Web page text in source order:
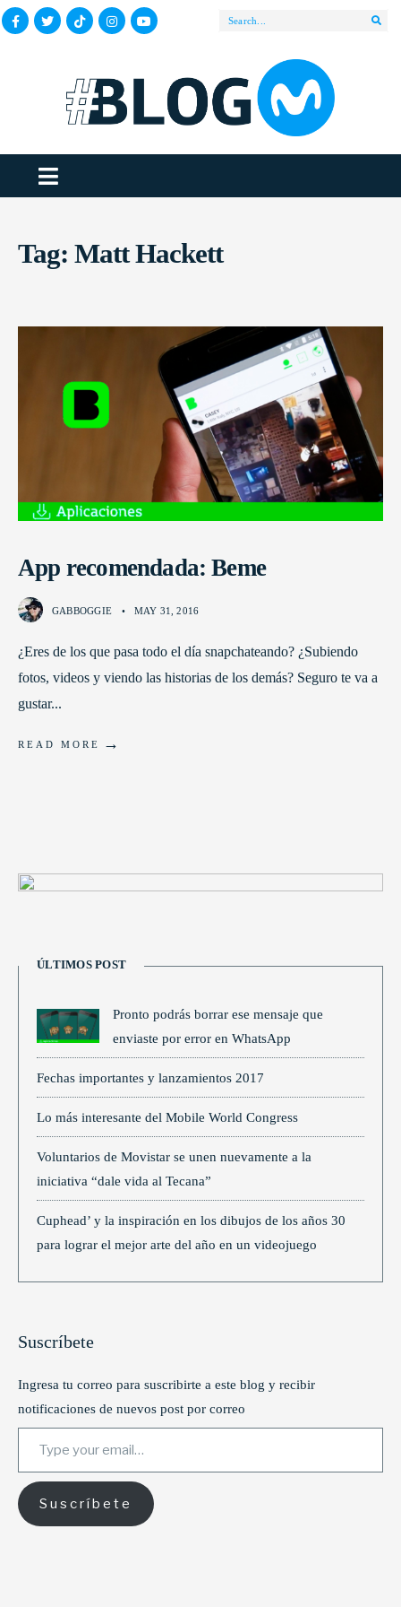
Tag: Matt Hackett
App recomendada: Beme
GABBOGGIE • MAY 31, 2016
¿Eres de los que pasa todo el día snapchateando? ¿Subiendo
fotos, videos y viendo las historias de los demás? Seguro te va a
gustar...
READ MORE →
ÚLTIMOS POST
Pronto podrás borrar ese mensaje que
enviaste por error en WhatsApp
Fechas importantes y lanzamientos 2017
Lo más interesante del Mobile World Congress
Voluntarios de Movistar se unen nuevamente a la
iniciativa “dale vida al Tecana”
Cuphead’ y la inspiración en los dibujos de los años 30
para lograr el mejor arte del año en un videojuego
Suscríbete
Ingresa tu correo para suscribirte a este blog y recibir
notificaciones de nuevos post por correo
Type your email…
Suscríbete